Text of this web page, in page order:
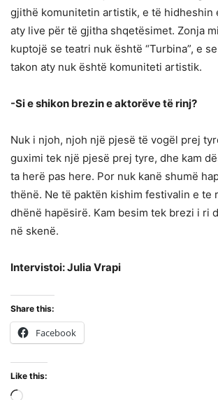
gjithë komunitetin artistik, e të hidheshin
aty live për të gjitha shqetësimet. Zonja
kuptojë se teatri nuk është “Turbina”, e
takon aty nuk është komuniteti artistik.
-Si e shikon brezin e aktorëve të rinj?
Nuk i njoh, njoh një pjesë të vogël prej
guximi tek një pjesë prej tyre, dhe kam
ta herë pas here. Por nuk kanë shumë
thënë. Ne të paktën kishim festivalin e te
dhënë hapësirë. Kam besim tek brezi i ri
në skenë.
Intervistoi: Julia Vrapi
Share this:
Facebook
Like this: